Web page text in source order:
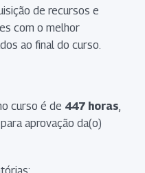
de recursos e
com o melhor
ao final do curso.
curso é de 447 horas
para aprovação da(o)